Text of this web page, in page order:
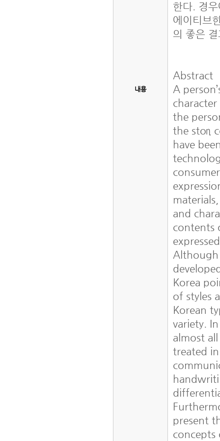
내용
한다. 경
에이티브
의 좋은
Abstract
A
the
the stoη
have
and
contents
Korea
of styles
Korean
variety.
almost
treated
present